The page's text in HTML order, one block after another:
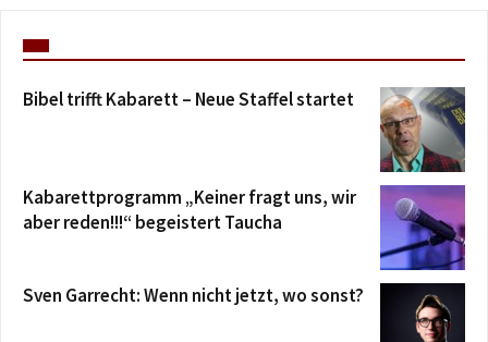
Bibel trifft Kabarett – Neue Staffel startet
Kabarettprogramm „Keiner fragt uns, wir
aber reden!!!“ begeistert Taucha
Sven Garrecht: Wenn nicht jetzt, wo sonst?